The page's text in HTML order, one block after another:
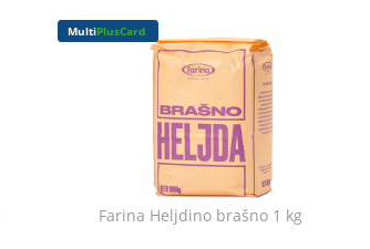
MultiPlusCard
Farina Heljdino brašno 1 kg